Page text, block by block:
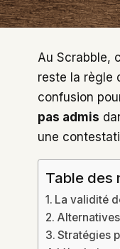
Au Scrabble,
reste la règle
confusion
pas admis
une
Table des
La validité
Stratégies